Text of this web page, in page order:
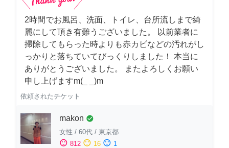
2時間でお風呂、洗面、トイレ、台所流しまで綺
麗にして頂き有難うございました。 以前業者に
掃除してもらった時よりも赤カビなどの汚れがし
っかりと落ちていてびっくりしました！ 本当に
ありがとうございました。 またよろしくお願い
申し上げますm(_ _)m
依頼されたチケット
makon check_circle
女性 / 60代 / 東京都
sentiment_satisfied 812 sentiment_neutral 16 sentiment_dissatisfied 1